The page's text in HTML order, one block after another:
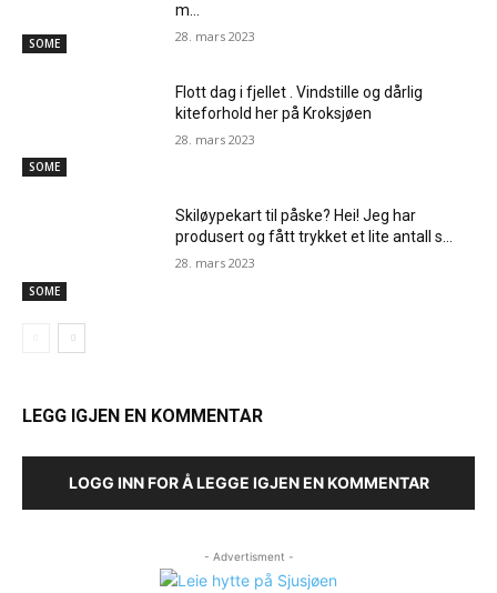
SOME
m…
28. mars 2023
SOME
Flott dag i fjellet . Vindstille og dårlig
kiteforhold her på Kroksjøen
28. mars 2023
SOME
Skiløypekart til påske? Hei! Jeg har
produsert og fått trykket et lite antall s…
28. mars 2023
LEGG IGJEN EN KOMMENTAR
LOGG INN FOR Å LEGGE IGJEN EN KOMMENTAR
- Advertisment -